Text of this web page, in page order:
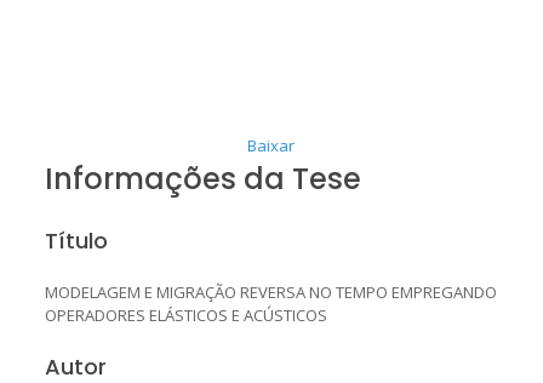
Baixar
Informações da Tese
Título
MODELAGEM E MIGRAÇÃO REVERSA NO TEMPO EMPREGANDO
OPERADORES ELÁSTICOS E ACÚSTICOS
Autor